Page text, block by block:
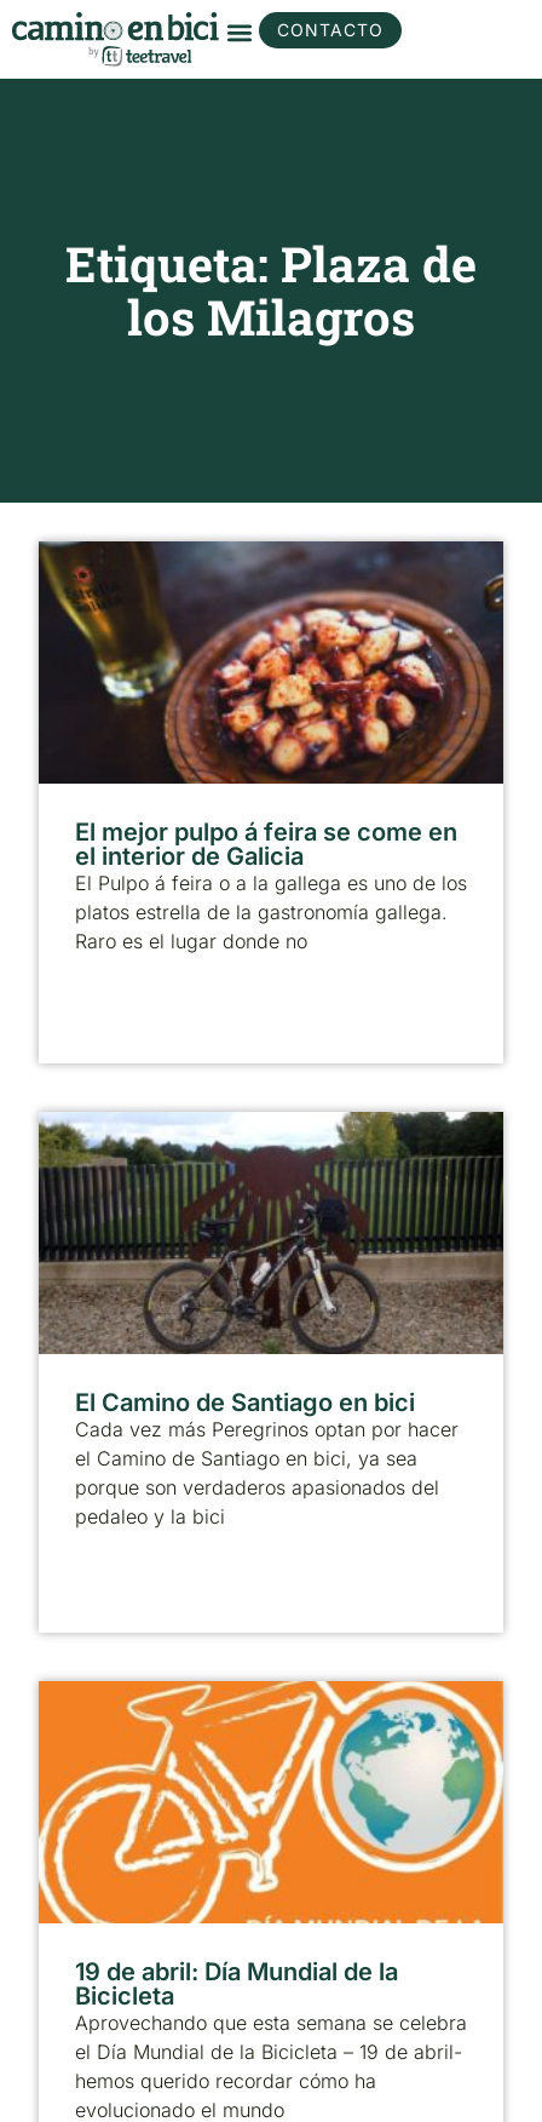
CONTACTO
Etiqueta: Plaza de
los Milagros
El mejor pulpo á feira se come en
el interior de Galicia
El Pulpo á feira o a la gallega es uno de los
platos estrella de la gastronomía gallega.
Raro es el lugar donde no
El Camino de Santiago en bici
Cada vez más Peregrinos optan por hacer
el Camino de Santiago en bici, ya sea
porque son verdaderos apasionados del
pedaleo y la bici
19 de abril: Día Mundial de la
Bicicleta
Aprovechando que esta semana se celebra
el Día Mundial de la Bicicleta – 19 de abril-
hemos querido recordar cómo ha
evolucionado el mundo